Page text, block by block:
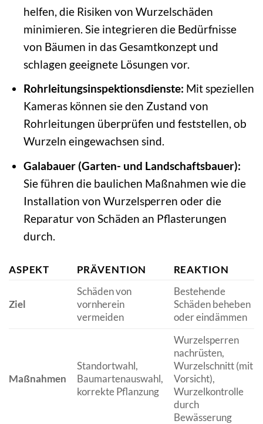
helfen, die Risiken von Wurzelschäden
minimieren. Sie integrieren die Bedürfnisse
von Bäumen in das Gesamtkonzept und
schlagen geeignete Lösungen vor.
Rohrleitungsinspektionsdienste: Mit speziellen
Kameras können sie den Zustand von
Rohrleitungen überprüfen und feststellen, ob
Wurzeln eingewachsen sind.
Galabauer (Garten- und Landschaftsbauer):
Sie führen die baulichen Maßnahmen wie die
Installation von Wurzelsperren oder die
Reparatur von Schäden an Pflasterungen
durch.
ASPEKT PRÄVENTION REAKTION
Ziel
Schäden von
vornherein
vermeiden
Bestehende
Schäden beheben
oder eindämmen
Maßnahmen
Standortwahl,
Baumartenauswahl,
korrekte Pflanzung
Wurzelsperren
nachrüsten,
Wurzelschnitt (mit
Vorsicht),
Wurzelkontrolle
durch
Bewässerung